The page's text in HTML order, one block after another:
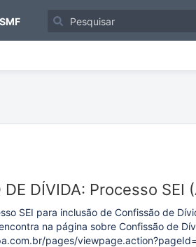
SMF
DE DÍVIDA: Processo SEI
SEI para inclusão de Confissão de
na página sobre Confissão de
pages/